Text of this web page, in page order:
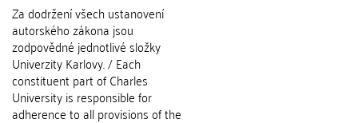
Za dodržení všech ustanovení
autorského zákona jsou
zodpovědné jednotlivé složky
Univerzity Karlovy. / Each
constituent part of Charles
University is responsible for
adherence to all provisions of the